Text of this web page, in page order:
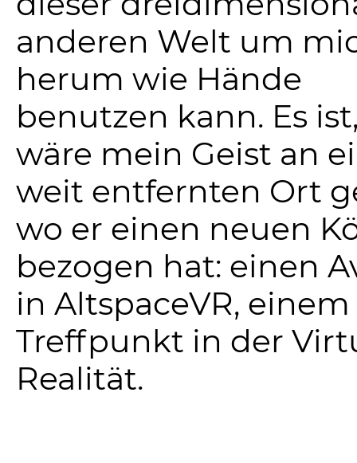
anderen Welt um
herum wie Hände
benutzen kann. Es
wäre mein Geist an
weit entfernten Ort
wo er einen neuen
bezogen hat: einen
in AltspaceVR, einem
Treffpunkt in der
Realität.